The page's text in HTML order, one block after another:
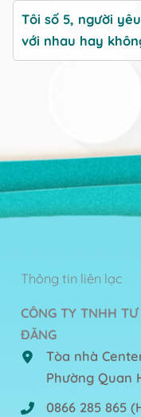
Tôi số 5, người
với nhau hay
Thông tin liên lạc
CÔNG TY TNHH
ĐĂNG
Tòa nhà
Phường Quan
0866 285 865